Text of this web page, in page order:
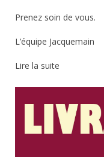
Prenez soin de vous.
L’équipe Jacquemain
Lire la suite